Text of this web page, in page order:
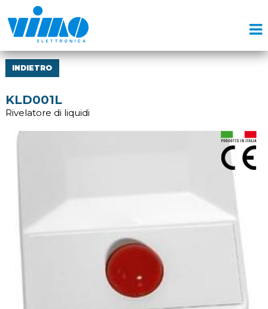
INDIETRO
KLD001L
Rivelatore di liquidi